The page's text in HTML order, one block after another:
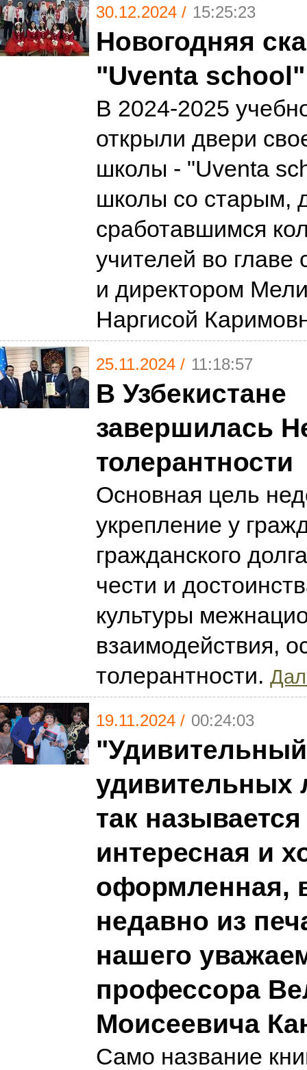
30.12.2024 / 15:25:23
Новогодняя
"Uventa school"
В 2024-2025
открыли двери
школы - "Uventa
школы со старым,
сработавшимся
учителей во главе
и директором
Наргисой
25.11.2024 / 11:18:57
В Узбекистане
завершилась
толерантности
Основная цель
укрепление у
гражданского
чести и
культуры
взаимодействия,
толерантности.
19.11.2024 / 00:24:03
удивительных
так
интересная и
оформленная,
недавно из
нашего
профессора
Моисеевича
Само название